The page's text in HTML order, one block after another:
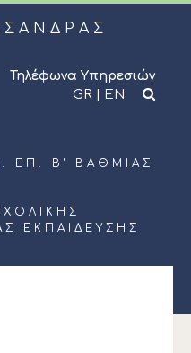
Τηλέφωνα Υπηρεσιών
GR | EN
ΕΠ. Β' ΒΆΘΜΙΑΣ
ΕΚΠΑΊΔΕΥΣΗΣ